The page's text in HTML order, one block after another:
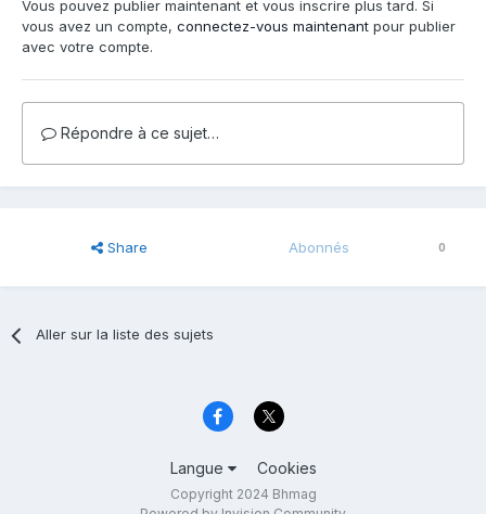
Vous pouvez publier maintenant et vous inscrire plus tard. Si
vous avez un compte, connectez-vous maintenant pour publier
avec votre compte.
Répondre à ce sujet…
Share Abonnés 0
Aller sur la liste des sujets
Langue Cookies
Copyright 2024 Bhmag